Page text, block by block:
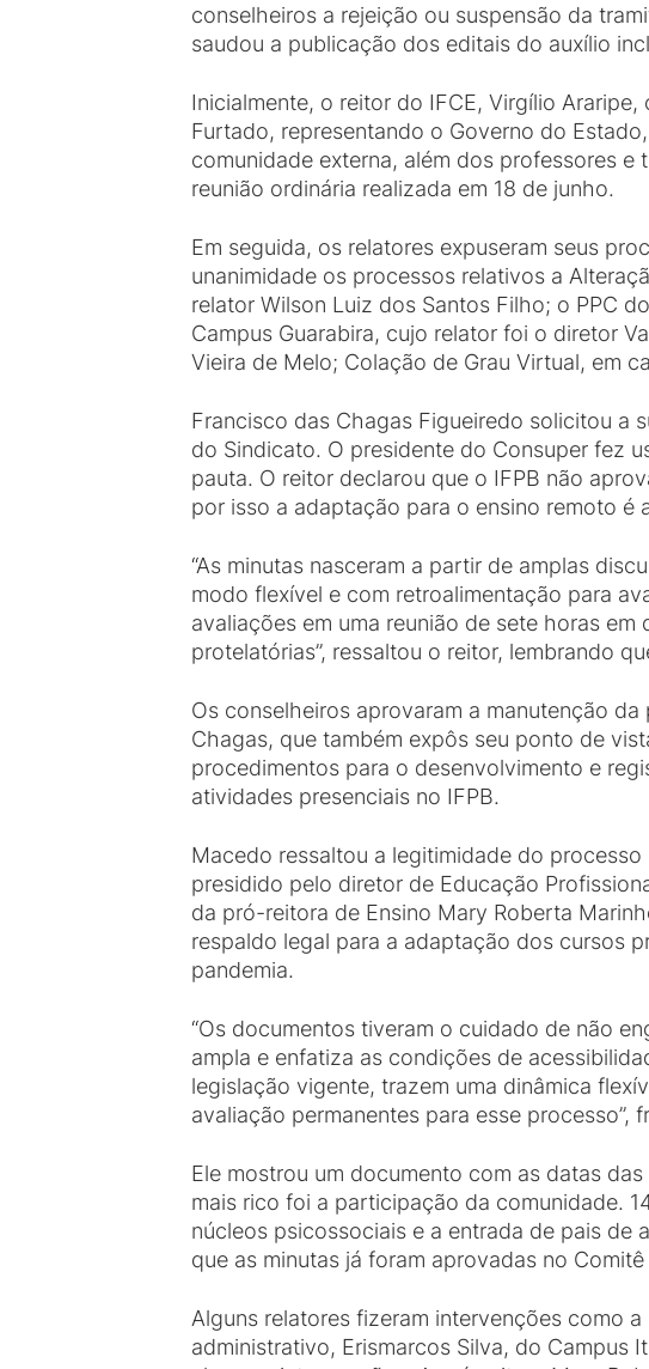
conselheiros a rejeição ou suspensão da
saudou a publicação dos editais do auxílio
Inicialmente, o reitor do IFCE, Virgílio
Furtado, representando o Governo do
comunidade externa, além dos professores
reunião ordinária realizada em 18 de junho.
Em seguida, os relatores expuseram seus
unanimidade os processos relativos a
relator Wilson Luiz dos Santos Filho; o PPC
Campus Guarabira, cujo relator foi o diretor
Vieira de Melo; Colação de Grau Virtual, em
Francisco das Chagas Figueiredo solicitou a
do Sindicato. O presidente do Consuper fez
pauta. O reitor declarou que o IFPB não
por isso a adaptação para o ensino remoto é
“As minutas nasceram a partir de amplas
modo flexível e com retroalimentação para
avaliações em uma reunião de sete horas
protelatórias”, ressaltou o reitor, lembrando
Os conselheiros aprovaram a manutenção
Chagas, que também expôs seu ponto de
procedimentos para o desenvolvimento e
atividades presenciais no IFPB.
Macedo ressaltou a legitimidade do
presidido pelo diretor de Educação
da pró-reitora de Ensino Mary Roberta
respaldo legal para a adaptação dos cursos
pandemia.
“Os documentos tiveram o cuidado de não
ampla e enfatiza as condições de
legislação vigente, trazem uma dinâmica
avaliação permanentes para esse processo”,
Ele mostrou um documento com as datas
mais rico foi a participação da comunidade.
núcleos psicossociais e a entrada de pais de
que as minutas já foram aprovadas no
Alguns relatores fizeram intervenções como
administrativo, Erismarcos Silva, do Campus